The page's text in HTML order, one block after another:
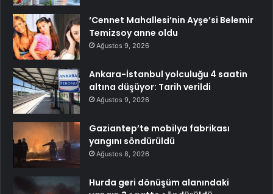
‘Cennet Mahallesi’nin Ayşe’si Belemir
Temizsoy anne oldu
Ağustos 9, 2026
Ankara-İstanbul yolculuğu 4 saatin
altına düşüyor: Tarih verildi
Ağustos 9, 2026
Gaziantep’te mobilya fabrikası
yangını söndürüldü
Ağustos 8, 2026
Hurda geri dönüşüm alanındaki